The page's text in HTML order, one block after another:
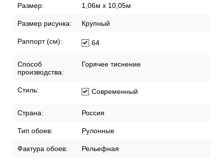
Размер: 1,06м х 10,05м
Размер рисунка: Крупный
Раппорт (см): 64
Способ
производства:
Горячее тиснение
Стиль: Современный
Страна: Россия
Тип обоев: Рулонные
Фактура обоев: Рельефная